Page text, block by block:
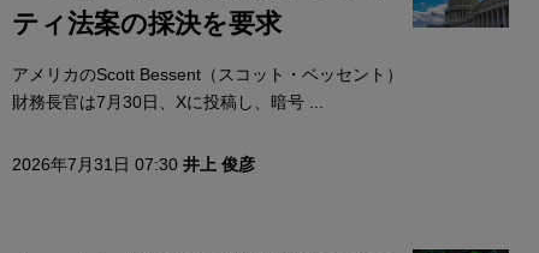
ティ法案の採決を要求
アメリカのScott Bessent（スコット・ベッセント）
財務長官は7月30日、Xに投稿し、暗号 ...
2026年7月31日 07:30 井上 俊彦